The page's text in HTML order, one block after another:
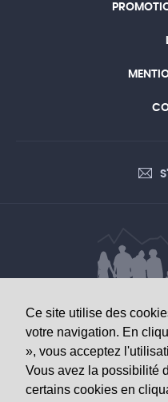
Ce site utilise des
votre navigation. En
», vous acceptez
Vous avez la possibilité
certains cookies en
DONNÉES
Observatoire
Av. Grand-
1950 Sion